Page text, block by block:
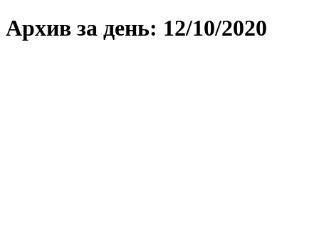
Архив за день: 12/10/2020